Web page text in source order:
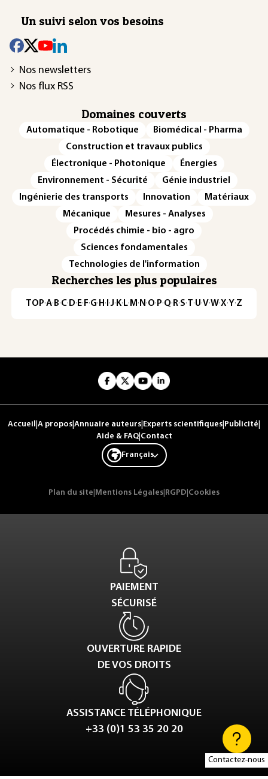
Contactez-nous
Un suivi selon vos besoins
Nos newsletters
Nos flux RSS
Domaines couverts
Automatique - Robotique
Biomédical - Pharma
Construction et travaux publics
Électronique - Photonique
Énergies
Environnement - Sécurité
Génie industriel
Ingénierie des transports
Innovation
Matériaux
Mécanique
Mesures - Analyses
Procédés chimie - bio - agro
Sciences fondamentales
Technologies de l'information
Recherches les plus populaires
TOP·A·B·C· D· E· F·G· H · ·J· K· L· M · N ·O· P·Q· R·S·T·U·V·W·X·Y·Z
Accueil A propos Annuaire auteurs Experts scientifiques Publicité
Aide & FAQ| Contact
Français
Plan du site Mentions Légales RGPD Cookies
PAIEMENT
SÉCURISÉ
OUVERTURE RAPIDE
DE VOS DROITS
ASSISTANCE TÉLÉPHONIQUE
+33 (0)1 53 35 20 20